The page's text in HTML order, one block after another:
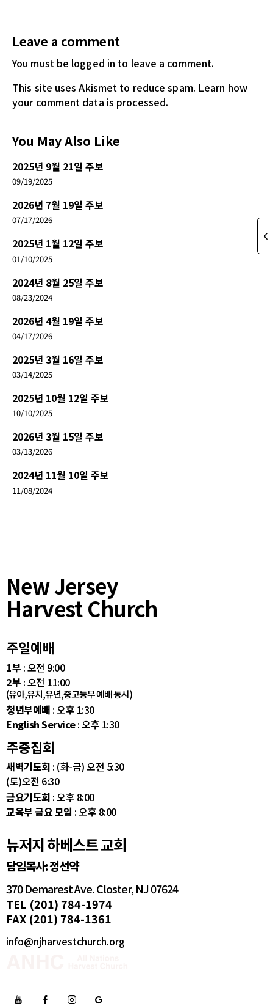
Leave a comment
You must be logged in to leave a comment.
This site uses Akismet to reduce spam. Learn how
your comment data is processed.
You May Also Like
2025년 9월 21일 주보
09/19/2025
2026년 7월 19일 주보
07/17/2026
2025년 1월 12일 주보
01/10/2025
2024년 8월 25일 주보
08/23/2024
2026년 4월 19일 주보
04/17/2026
2025년 3월 16일 주보
03/14/2025
2025년 10월 12일 주보
10/10/2025
2026년 3월 15일 주보
03/13/2026
2024년 11월 10일 주보
11/08/2024
New Jersey
Harvest Church
주일예배
1부 : 오전 9:00
2부 : 오전 11:00
(유아,유치,유년,중고등부 예배 동시)
청년부예배 : 오후 1:30
English Service: 오후 1:30
주중집회
새벽기도회 : (화-금) 오전 5:30
(토)오전 6:30
금요기도회 : 오후 8:00
교육부 금요 모임 : 오후 8:00
뉴저지 하베스트 교회
담임목사: 정선약
370 Demarest Ave. Closter, NJ 07624
TEL (201) 784-1974
FAX (201) 784-1361
info@njharvestchurch.org